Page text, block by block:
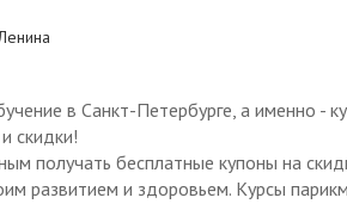
в Санкт-Петербурге, а именно -
скидки!
получать бесплатные купоны на
развитием и здоровьем. Курсы